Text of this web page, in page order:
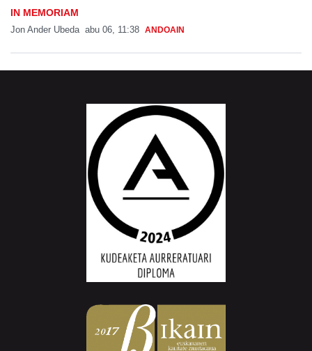
IN MEMORIAM
Jon Ander Ubeda abu 06, 11:38 ANDOAIN